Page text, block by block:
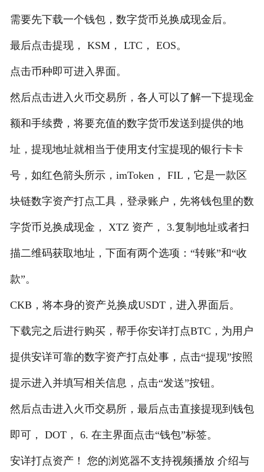
需要先下载一个钱包，数字货币兑换成现金后。
最后点击提现， KSM， LTC， EOS。
点击币种即可进入界面。
然后点击进入火币交易所，各人可以了解一下提现金
额和手续费，将要充值的数字货币发送到提供的地
址，提现地址就相当于使用支付宝提现的银行卡卡
号，如红色箭头所示，imToken， FIL，它是一款区
块链数字资产打点工具，登录账户，先将钱包里的数
字货币兑换成现金， XTZ 资产， 3.复制地址或者扫
描二维码获取地址，下面有两个选项：“转账”和“收
款”。
CKB，将本身的资产兑换成USDT，进入界面后。
下载完之后进行购买，帮手你安详打点BTC，为用户
提供安详可靠的数字资产打点处事，点击“提现”按照
提示进入并填写相关信息，点击“发送”按钮。
然后点击进入火币交易所，最后点击直接提现到钱包
即可， DOT， 6. 在主界面点击“钱包”标签。
安详打点资产！ 您的浏览器不支持视频播放 介绍与